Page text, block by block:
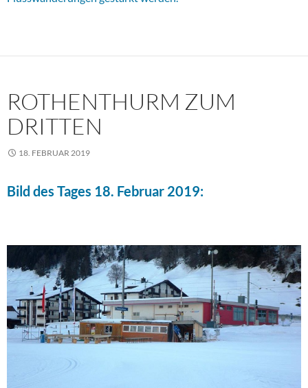
ROTHENTHURM ZUM
DRITTEN
18. FEBRUAR 2019
Bild des Tages 18. Februar 2019: